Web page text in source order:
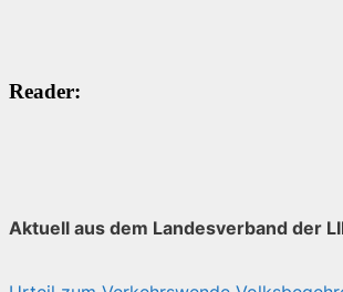
Reader:
Aktuell aus dem Landesverband der